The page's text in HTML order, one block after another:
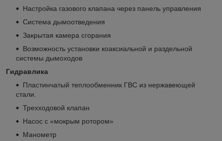
Настройка газового клапана через панель управления
Система дымоотведения
Закрытая камера сгорания
Возможность установки коаксиальной и раздельной
системы дымоходов
Гидравлика
Пластинчатый теплообменник ГВС из нержавеющей
стали.
Трехходовой клапан
Насос с «мокрым ротором»
Манометр